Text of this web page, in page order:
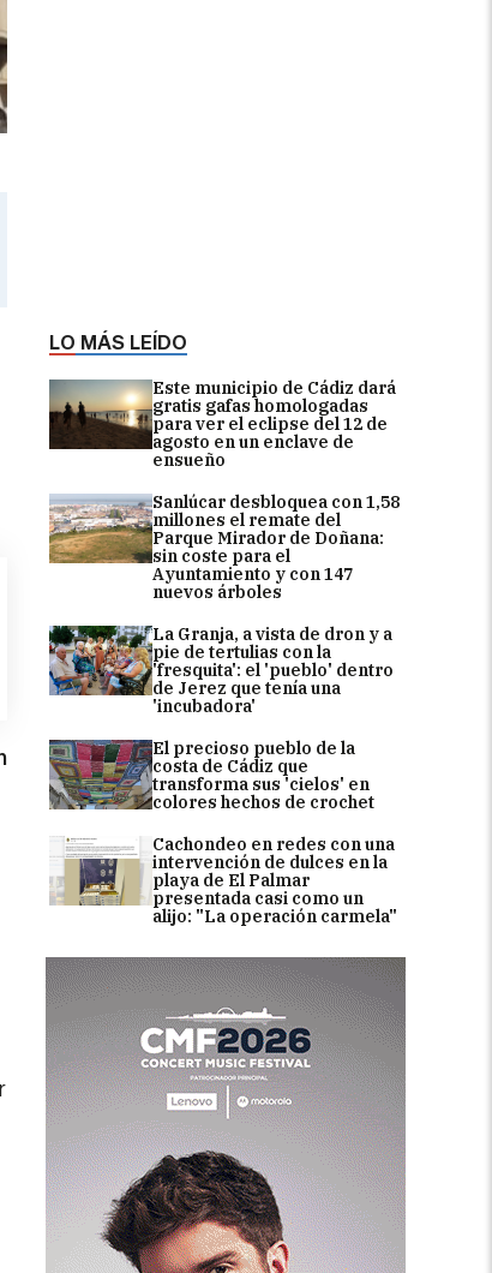
LO MÁS LEÍDO
Este municipio de Cádiz dará
gratis gafas homologadas
para ver el eclipse del 12 de
agosto en un enclave de
ensueño
Sanlúcar desbloquea con 1,58
millones el remate del
Parque Mirador de Doñana:
sin coste para el
Ayuntamiento y con 147
nuevos árboles
La Granja, a vista de dron y a
pie de tertulias con la
'fresquita': el 'pueblo' dentro
de Jerez que tenía una
'incubadora'
El precioso pueblo de la
costa de Cádiz que
transforma sus 'cielos' en
colores hechos de crochet
Cachondeo en redes con una
intervención de dulces en la
playa de El Palmar
presentada casi como un
alijo: "La operación carmela"